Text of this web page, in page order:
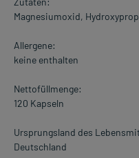
Magnesiumoxid,
Allergene:
keine enthalten
Nettofüllmenge:
120 Kapseln
Ursprungsland des
Deutschland